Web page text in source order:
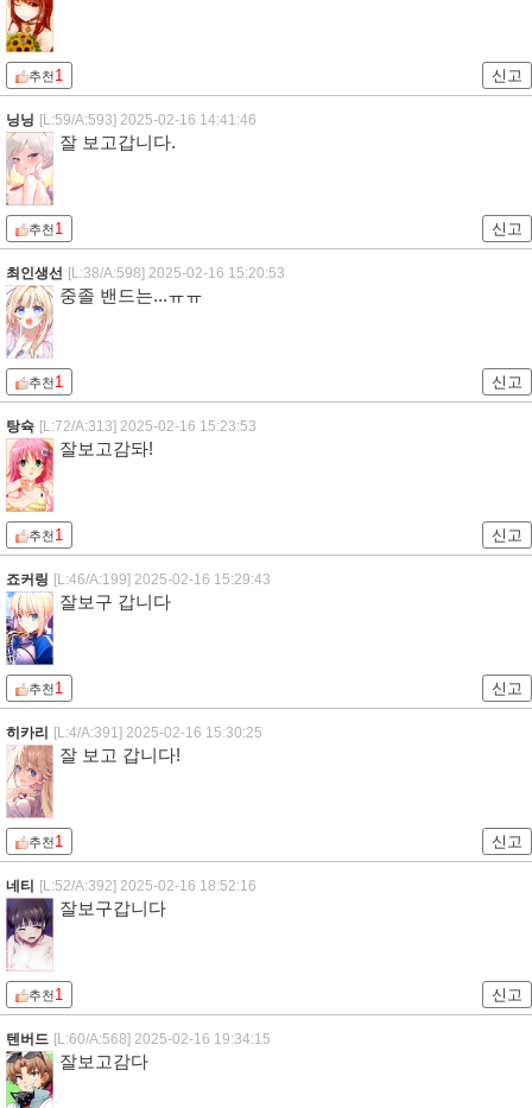
추천1 신고
닝닝 [L:59/A:593] 2025-02-16 14:41:46
잘 보고갑니다.
추천1 신고
최인생선 [L:38/A:598] 2025-02-16 15:20:53
중졸 밴드는...ㅠㅠ
추천1 신고
탕슉 [L:72/A:313] 2025-02-16 15:23:53
잘보고감돠!
추천1 신고
죠커링 [L:46/A:199] 2025-02-16 15:29:43
잘보구 갑니다
추천1 신고
히카리 [L:4/A:391] 2025-02-16 15:30:25
잘 보고 갑니다!
추천1 신고
네티 [L:52/A:392] 2025-02-16 18:52:16
잘보구갑니다
추천1 신고
텐버드 [L:60/A:568] 2025-02-16 19:34:15
잘보고감다